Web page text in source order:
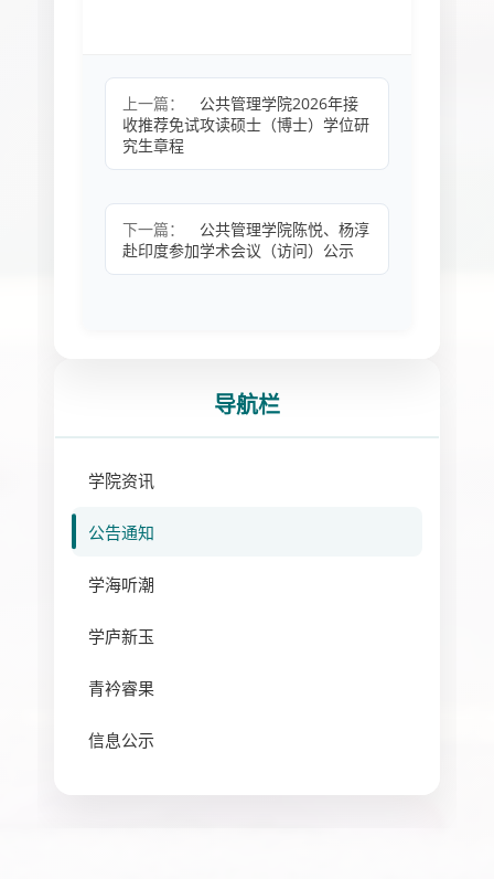
导航栏
学院资讯
公告通知
学海听潮
学庐新玉
青衿睿果
信息公示
上一篇：
公共管理学院2026年接
收推荐免试攻读硕士（博士）学位研
究生章程
下一篇：
公共管理学院陈悦、杨淳
赴印度参加学术会议（访问）公示